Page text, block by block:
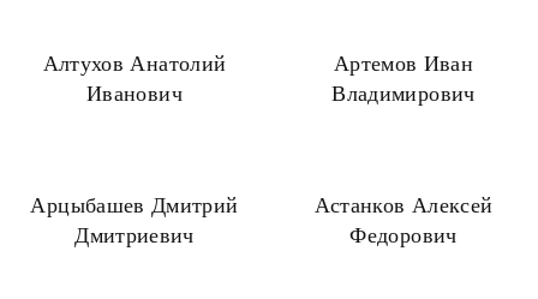
Алтухов Анатолий
Иванович
Артемов Иван
Владимирович
Арцыбашев Дмитрий
Дмитриевич
Астанков Алексей
Федорович